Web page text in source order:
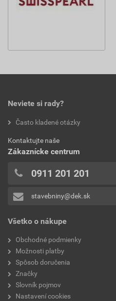
Všetko o nákupe
Obchodné podmienky
Možnosti platby
Spôsob doručenia
Značky
Slovník pojmov
Nastavení cookies
Neviete si rady?
Často kladené otázky
Kontaktujte naše
Zákaznícke centrum
0911 201 201
stavebniny@dek.sk